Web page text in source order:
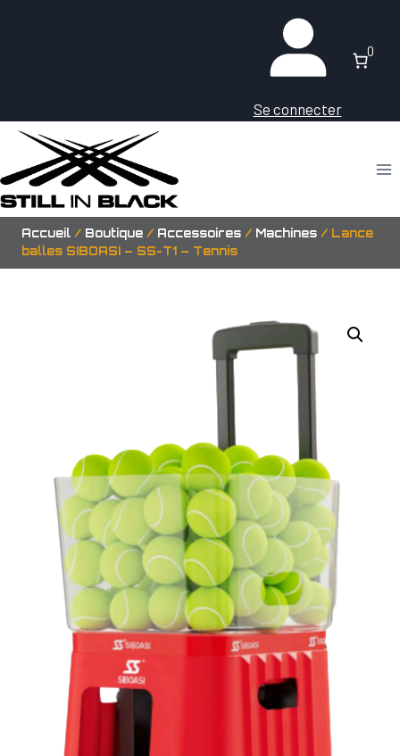
0
Se connecter
Accueil / Boutique / Accessoires / Machines / Lance
balles SIBOASI – SS-T1 – Tennis